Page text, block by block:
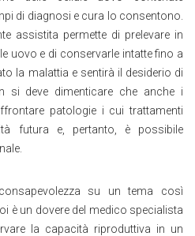
di diagnosi e cura lo consentono.
assistita permette di prelevare in
uovo e di conservarle intatte fino a
la malattia e sentirà il desiderio di
si deve dimenticare che anche i
patologie i cui trattamenti
futura e, pertanto, è possibile
su un tema così
è un dovere del medico specialista
la capacità riproduttiva in un